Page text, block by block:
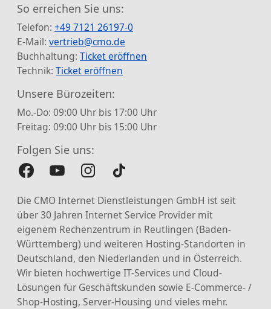
So erreichen Sie uns:
Telefon: +49 7121 26197-0
E-Mail: vertrieb@cmo.de
Buchhaltung: Ticket eröffnen
Technik: Ticket eröffnen
Unsere Bürozeiten:
Mo.-Do: 09:00 Uhr bis 17:00 Uhr
Freitag: 09:00 Uhr bis 15:00 Uhr
Folgen Sie uns:
Die CMO Internet Dienstleistungen GmbH ist seit
über 30 Jahren Internet Service Provider mit
eigenem Rechenzentrum in Reutlingen (Baden-
Württemberg) und weiteren Hosting-Standorten in
Deutschland, den Niederlanden und in Österreich.
Wir bieten hochwertige IT-Services und Cloud-
Lösungen für Geschäftskunden sowie E-Commerce- /
Shop-Hosting, Server-Housing und vieles mehr.